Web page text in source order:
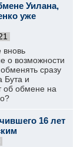
Уилана,
уже
вновь
о возможности
сразу
Бута и
об обмене на
16 лет